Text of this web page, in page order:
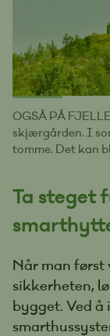
OGSÅ PÅ
skjærgården. I
tomme. Det kan
Ta steget
Når man først
sikkerheten,
bygget. Ved